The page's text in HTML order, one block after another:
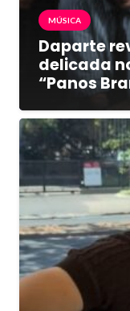
MÚSICA
Daparte
delicada
“Panos